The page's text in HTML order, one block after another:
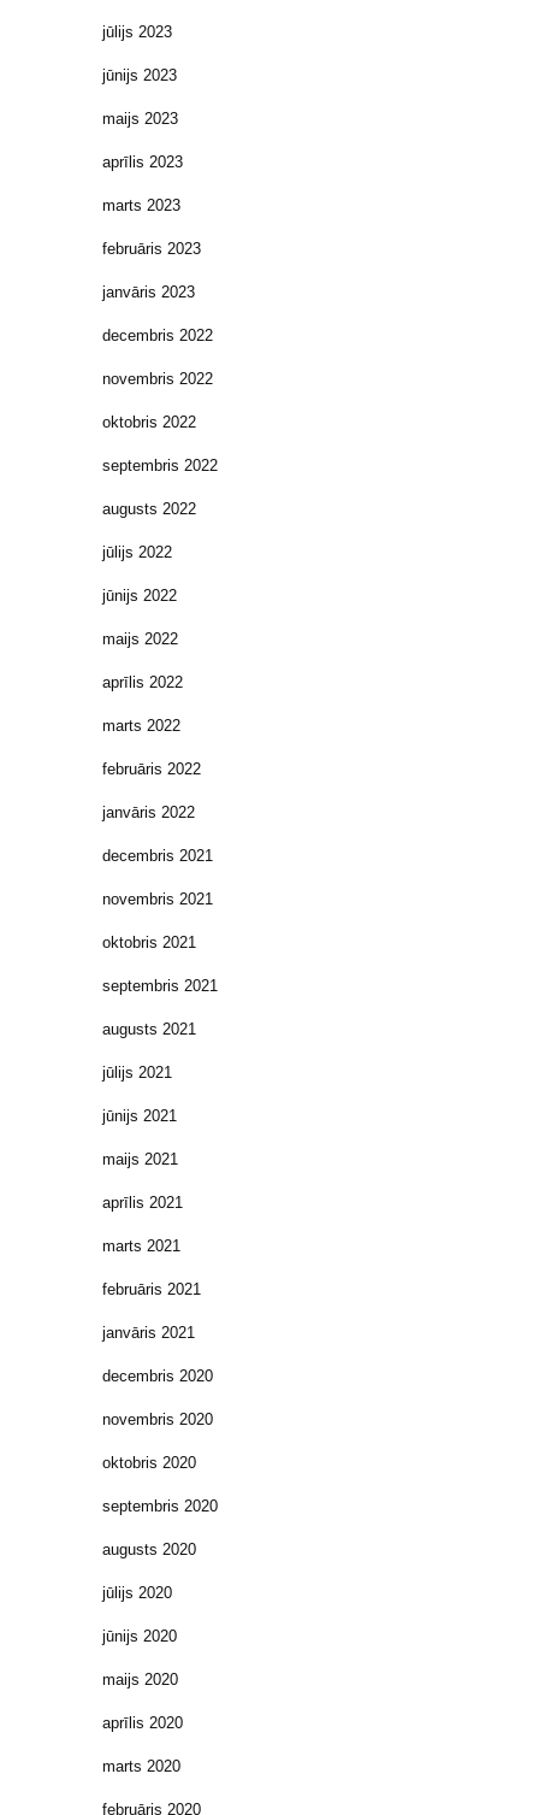
jūlijs 2023
jūnijs 2023
maijs 2023
aprīlis 2023
marts 2023
februāris 2023
janvāris 2023
decembris 2022
novembris 2022
oktobris 2022
septembris 2022
augusts 2022
jūlijs 2022
jūnijs 2022
maijs 2022
aprīlis 2022
marts 2022
februāris 2022
janvāris 2022
decembris 2021
novembris 2021
oktobris 2021
septembris 2021
augusts 2021
jūlijs 2021
jūnijs 2021
maijs 2021
aprīlis 2021
marts 2021
februāris 2021
janvāris 2021
decembris 2020
novembris 2020
oktobris 2020
septembris 2020
augusts 2020
jūlijs 2020
jūnijs 2020
maijs 2020
aprīlis 2020
marts 2020
februāris 2020